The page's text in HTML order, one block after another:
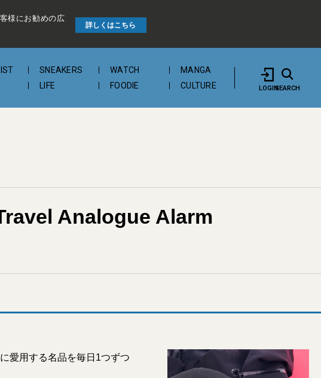
様にお勧めの広
詳しくはこちら
SNEAKERS WATCH
MANGA
LIFE FOODIE CULTURE LOGINSEARCH
Analogue Alarm
愛用する名品を毎日1つずつ